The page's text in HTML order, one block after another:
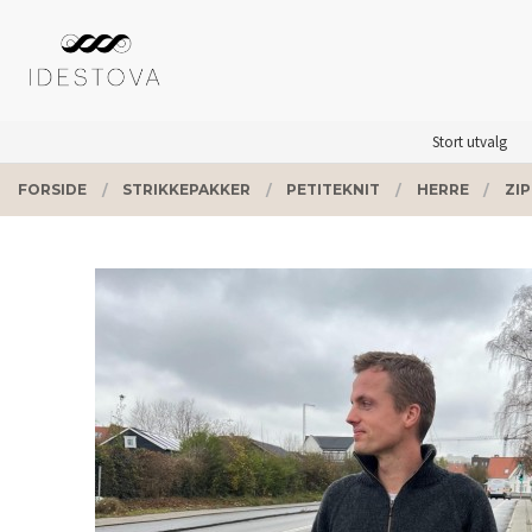
innholdet
Stort utvalg
PRODUKTER
FORSIDE STRIKKEPAKKER PETITEKNIT HERRE